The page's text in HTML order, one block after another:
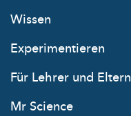
Wissen
Experimentieren
Für Lehrer und Eltern
Mr Science